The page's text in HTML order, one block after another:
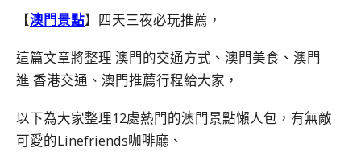
【澳門景點】四天三夜必玩推薦，
這篇文章將整理 澳門的交通方式、澳門美食、澳門
進 香港交通、澳門推薦行程給大家，
以下為大家整理12處熱門的澳門景點懶人包，有無敵
可愛的Linefriends咖啡廳、